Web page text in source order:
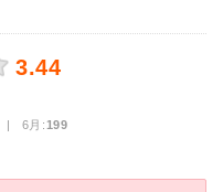
3.44
| 6月:199